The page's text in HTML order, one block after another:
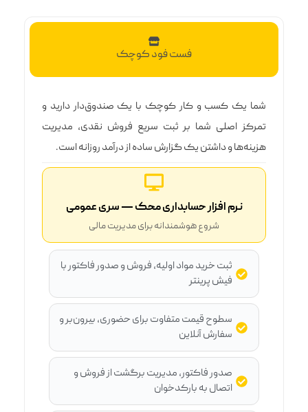
فست فود کوچک
شما یک کسب و کار کوچک با یک صندوق‌دار دارید و
تمرکز اصلی شما بر ثبت سریع فروش نقدی، مدیریت
هزینه‌ها و داشتن یک گزارش ساده از درآمد روزانه است.
نرم افزار حسابداری محک — سری عمومی
شروع هوشمندانه برای مدیریت مالی
ثبت خرید مواد اولیه، فروش و صدور فاکتور با
فیش پرینتر
سطوح قیمت متفاوت برای حضوری، بیرون‌بر و
سفارش آنلاین
صدور فاکتور، مدیریت برگشت از فروش و
اتصال به بارکدخوان